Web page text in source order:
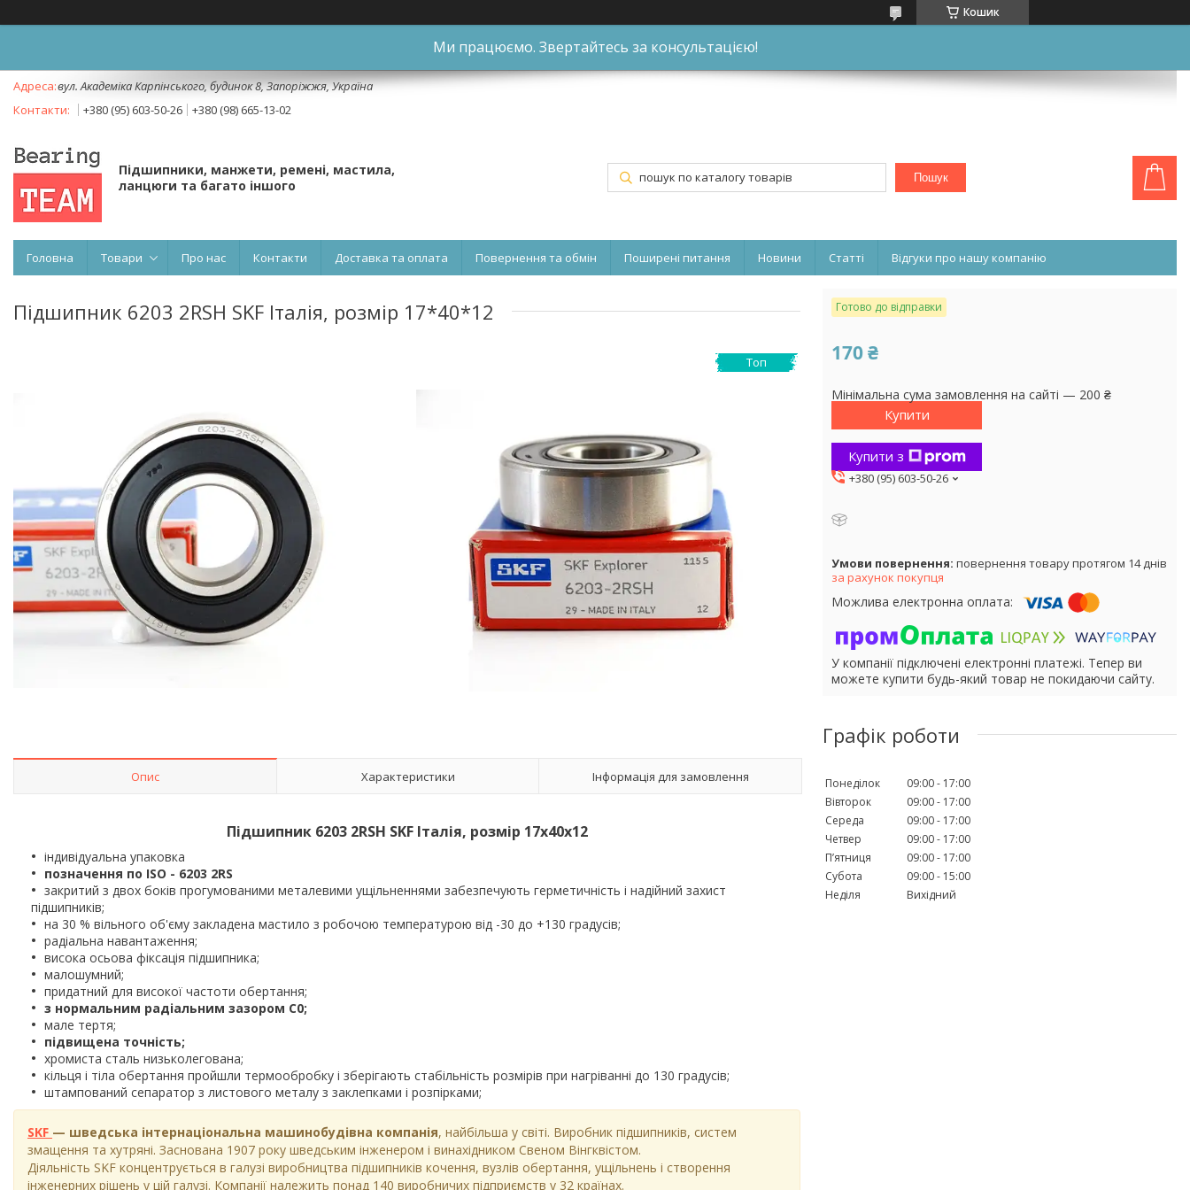
Кошик
Ми працюємо. Звертайтесь за консультацією!
вул. Академіка Карпінського, будинок 8, Запоріжжя, Україна
+380 (95) 603-50-26
+380 (98) 665-13-02
Підшипники, манжети, ремені, мастила,
ланцюги та багато іншого
Пошук
Головна Товари Про нас Контакти Доставка та оплата Повернення та обмін Поширені питання Новини Статті Відгуки про нашу компанію
Підшипник 6203 2RSH SKF Італія, розмір 17*40*12
Топ
Опис Характеристики Інформація для замовлення
Підшипник 6203 2RSH SKF Італія, розмір 17х40х12
індивідуальна упаковка
позначення по ISO - 6203 2RS
закритий з двох боків прогумованими металевими ущільненнями забезпечують герметичність і надійний захист
підшипників;
на 30 % вільного об'єму закладена мастило з робочою температурою від -30 до +130 градусів;
радіальна навантаження;
висока осьова фіксація підшипника;
малошумний;
придатний для високої частоти обертання;
з нормальним радіальним зазором С0;
мале тертя;
підвищена точність;
хромиста сталь низьколегована;
кільця і тіла обертання пройшли термообробку і зберігають стабільність розмірів при нагріванні до 130 градусів;
штампований сепаратор з листового металу з заклепками і розпірками;
SKF — шведська інтернаціональна машинобудівна компанія, найбільша у світі. Виробник підшипників, систем
змащення та хутряні. Заснована 1907 року шведським інженером і винахідником Свеном Вінгквістом.
Діяльність SKF концентрується в галузі виробництва підшипників кочення, вузлів обертання, ущільнень і створення
інженерних рішень у цій галузі. Компанії належить понад 140 виробничих підприємств у 32 країнах.
Готово до відправки
170 ₴
Мінімальна сума замовлення на сайті — 200 ₴
Купити
Купити з
+380 (95) 603-50-26
повернення товару протягом 14 днів
за рахунок покупця
У компанії підключені електронні платежі. Тепер ви
можете купити будь-який товар не покидаючи сайту.
Графік роботи
Понеділок 09:00
17:00
Вівторок
09:00
17:00
Середа
09:00
17:00
Четвер
09:00
17:00
Пʼятниця
09:00
17:00
Субота
09:00
15:00
Неділя
Вихідний